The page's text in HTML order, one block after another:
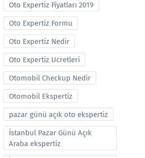
Oto Expertiz Fiyatları 2019
Oto Expertiz Formu
Oto Expertiz Nedir
Oto Expertiz Ucretleri
Otomobil Checkup Nedir
Otomobil Ekspertiz
pazar günü açık oto ekspertiz
İstanbul Pazar Günü Açık
Araba ekspertiz